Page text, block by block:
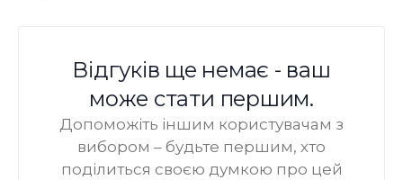
Відгуків ще немає - ваш
може стати першим.
Допоможіть іншим користувачам з
вибором – будьте першим, хто
поділиться своєю думкою про цей